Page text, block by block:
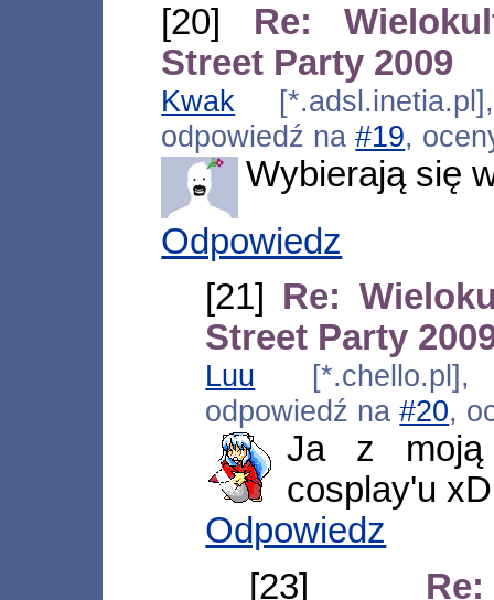
[20] Re:
Street Party 2009
Kwak
odpowiedź na#19,
Wybierają się
Odpowiedz
[21] Re:
Street Party
Luu [*.chello.pl],
odpowiedź na#20,
Ja z moją
cosplay'u xD
Odpowiedz
[23]